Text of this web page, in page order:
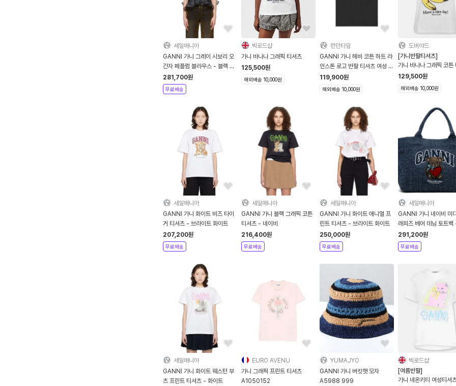
세일매니아
GANNI 가니 그레이 시보리 오
간자 페플럼 블라우스 - 블랙 샌
드
281,700원
무료배송
빅로드샵
가니 바나나 그래픽 티셔츠
125,500원
해외배송 10,000원
런던타임
GANNI 가니 헤비 코튼 하트 라
인스톤 로고 반팔 티셔츠 여성 반
팔티 T4057
119,900원
해외배송 10,000원
도버야드
[가니반팔티셔츠]
가니 바나나 그래픽 코튼
129,500원
해외배송 10,000원
세일매니아
GANNI 가니 화이트 비즈 타이
거 티셔츠 - 브라이트 화이트
207,200원
무료배송
세일매니아
GANNI 가니 블랙 그래픽 코튼
티셔츠 - 네이비
216,400원
무료배송
세일매니아
GANNI 가니 화이트 애니멀 프
린트 티셔츠 - 브라이트 화이트
250,000원
무료배송
세일매니아
GANNI 가니 네이비 미
래피즈 베어 데님 토트
비
291,200원
무료배송
세일매니아
GANNI 가니 화이트 웨스턴 부
츠 프린트 티셔츠 - 화이트
EURO AVENU
가니 그래픽 프린트 티셔츠
A1050152
YUMAJYO
GANNI 가니 버킷햇 모자
A5988 999
빅로드샵
[여름반팔]
가니 네온키티 여성티셔